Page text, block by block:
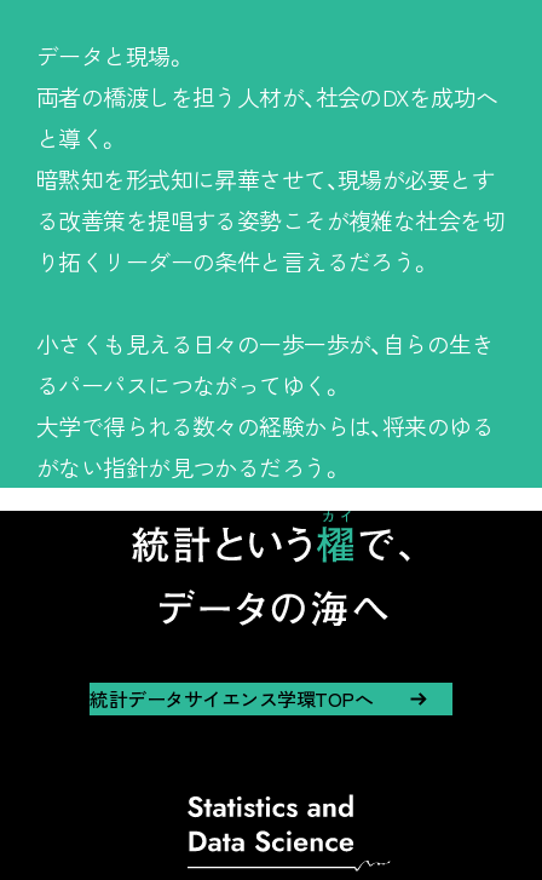
データと現場。
両者の橋渡しを担う人材が、社会のDXを成功へ
と導く。
暗黙知を形式知に昇華させて、現場が必要とす
る改善策を提唱する姿勢こそが複雑な社会を切
り拓くリーダーの条件と言えるだろう。
小さくも見える日々の一歩一歩が、 自らの生き
るパーパスにつながってゆく。
大学で得られる数々の経験からは、将来のゆる
がない指針が見つかるだろう。
統計データサイエンス学環TOPへ